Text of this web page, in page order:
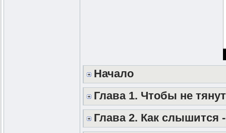
Начало
Глава 1. Чтобы не
Глава 2. Как слышится